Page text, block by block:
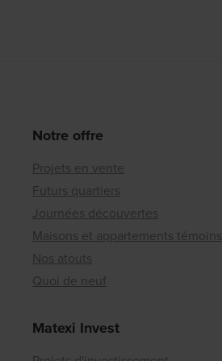
Notre offre
Projets en vente
Futurs quartiers
Journées découvertes
Maisons et appartements témoins
Nos atouts
Quoi de neuf
Matexi Invest